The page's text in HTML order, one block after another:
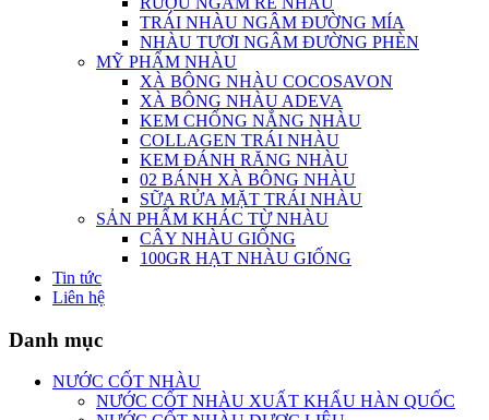
TRÁI NHÀU NGÂM ĐƯỜNG MÍA
NHÀU TƯƠI NGÂM ĐƯỜNG PHÈN
MỸ PHẨM NHÀU
XÀ BÔNG NHÀU COCOSAVON
XÀ BÔNG NHÀU ADEVA
KEM CHỐNG NẮNG NHÀU
COLLAGEN TRÁI NHÀU
KEM ĐÁNH RĂNG NHÀU
02 BÁNH XÀ BÔNG NHÀU
SỮA RỬA MẶT TRÁI NHÀU
SẢN PHẨM KHÁC TỪ NHÀU
CÂY NHÀU GIỐNG
100GR HẠT NHÀU GIỐNG
Tin tức
Liên hệ
Danh mục
NƯỚC CỐT NHÀU
NƯỚC CỐT NHÀU XUẤT KHẨU HÀN QUỐC